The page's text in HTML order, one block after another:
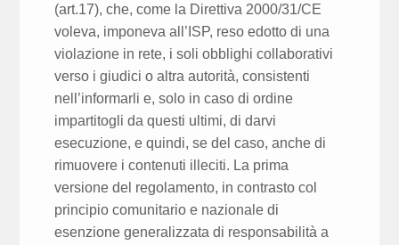
(art.17), che, come la Direttiva 2000/31/CE
voleva, imponeva all’ISP, reso edotto di una
violazione in rete, i soli obblighi collaborativi
verso i giudici o altra autorità, consistenti
nell’informarli e, solo in caso di ordine
impartitogli da questi ultimi, di darvi
esecuzione, e quindi, se del caso, anche di
rimuovere i contenuti illeciti. La prima
versione del regolamento, in contrasto col
principio comunitario e nazionale di
esenzione generalizzata di responsabilità a